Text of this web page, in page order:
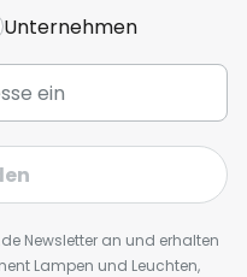
Unternehmen
Newsletter an und erhalten
Lampen und Leuchten,